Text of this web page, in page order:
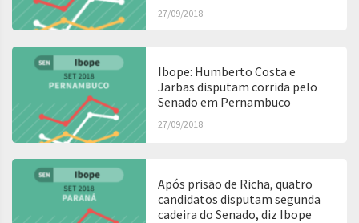
27/09/2018
Ibope: Humberto Costa e
Jarbas disputam corrida pelo
Senado em Pernambuco
27/09/2018
Após prisão de Richa, quatro
candidatos disputam segunda
cadeira do Senado, diz Ibope